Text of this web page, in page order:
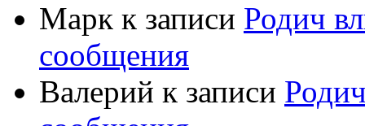
Марк к записи Родич
сообщения
Валерий к записи